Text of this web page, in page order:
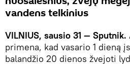
vandens telkinius
VILNIUS, sausio 31 — Sputnik.
primena, kad vasario 1 dieną
balandžio 20 dienos žvejoti